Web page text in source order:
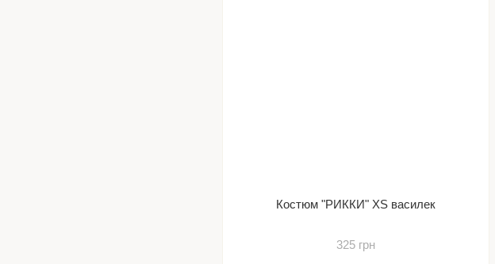
Костюм "РИККИ" XS василек
325 грн